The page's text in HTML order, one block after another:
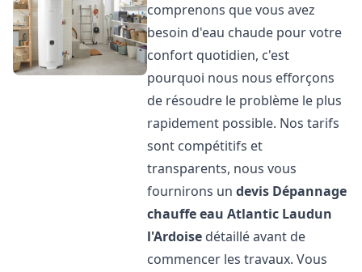
comprenons que vous avez
besoin d'eau chaude pour votre
confort quotidien, c'est
pourquoi nous nous efforçons
de résoudre le problème le plus
rapidement possible. Nos tarifs
sont compétitifs et
transparents, nous vous
fournirons undevis Dépannage
chauffe eau Atlantic Laudun
l'Ardoise détaillé avant de
commencer les travaux. Vous